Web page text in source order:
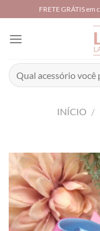
to
content
FRETE GRÁTIS
Pesquisar
por:
INÍCIO /